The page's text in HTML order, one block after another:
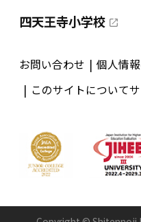
四天王寺小学校
お問い合わせ
個人情
このサイトについて